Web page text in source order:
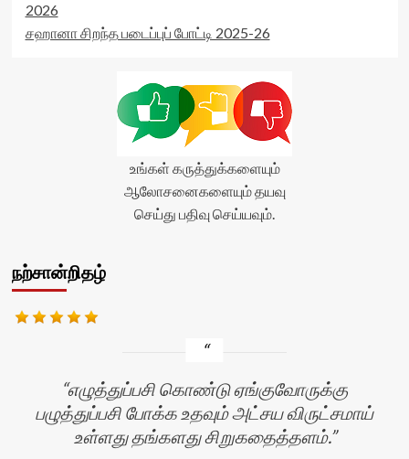
</div>
average'>0
2026
சஹானா சிறந்த படைப்புப் போட்டி 2025-26
உங்கள் கருத்துக்களையும்
ஆலோசனைகளையும் தயவு
செய்து பதிவு செய்யவும்.
நற்சான்றிதழ்
எழுத்துப்பசி கொண்டு ஏங்குவோருக்கு
பழுத்துப்பசி போக்க உதவும் அட்சய விருட்சமாய்
உள்ளது தங்களது சிறுகதைத்தளம்.